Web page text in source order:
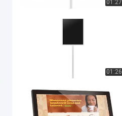
01:27
01:26